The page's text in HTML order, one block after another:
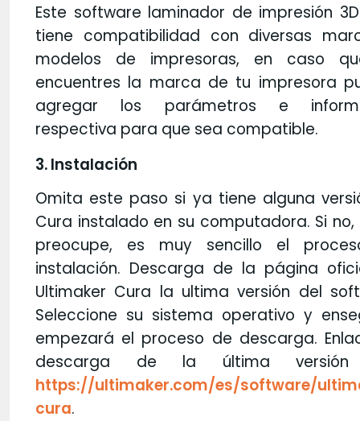
Este software laminador de impresión
tiene compatibilidad con diversas
modelos de impresoras, en caso
encuentres la marca de tu impresora
agregar los parámetros e
respectiva para que sea compatible.
3. Instalación
Omita este paso si ya tiene alguna
Cura instalado en su computadora. Si no,
preocupe, es muy sencillo el
instalación. Descarga de la página
Ultimaker Cura la ultima versión del
Seleccione su sistema operativo y
empezará el proceso de descarga.
descarga de la última versión
https://ultimaker.com/es/software/
cura.